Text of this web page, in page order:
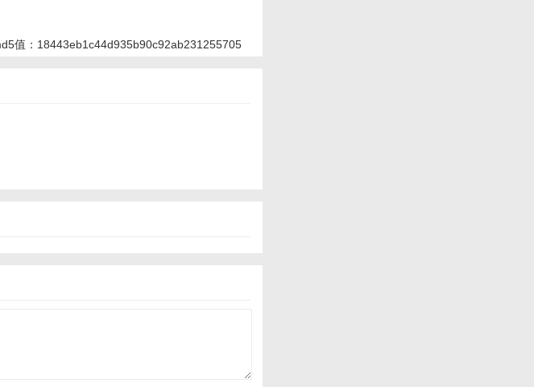
值：18443eb1c44d935b90c92ab231255705